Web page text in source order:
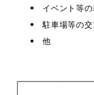
イベント等
駐車場等の
他